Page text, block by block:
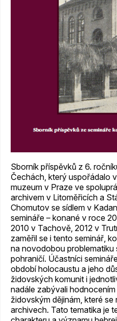
Sborník příspěvků z 6.
Čechách, který uspořádalo
muzeum v Praze ve
archivem v Litoměřicích a
Chomutov se sídlem v
semináře – konané v roce
2010 v Tachově, 2012 v
zaměřil se i tento seminář,
na novodobou problematiku
pohraničí. Účastníci
období holocaustu a jeho
židovských komunit i
nadále zabývali
židovským dějinám, které
archivech. Tato tematika je